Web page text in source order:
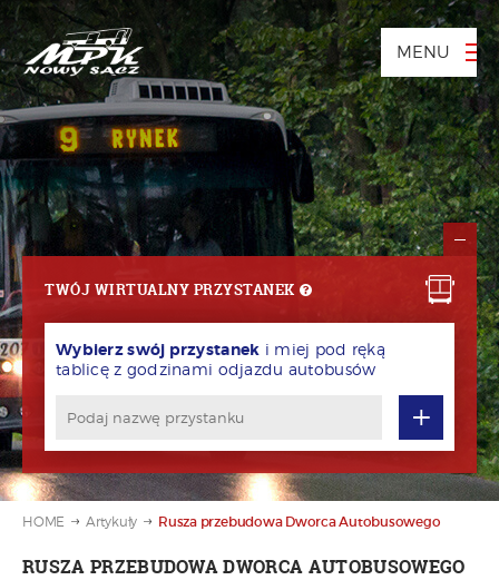
MENU
TWÓJ WIRTUALNY PRZYSTANEK
Wybierz swój przystanek i miej pod ręką
tablicę z godzinami odjazdu autobusów
+
HOME Artykuły Rusza przebudowa Dworca Autobusowego
RUSZA PRZEBUDOWA DWORCA AUTOBUSOWEGO